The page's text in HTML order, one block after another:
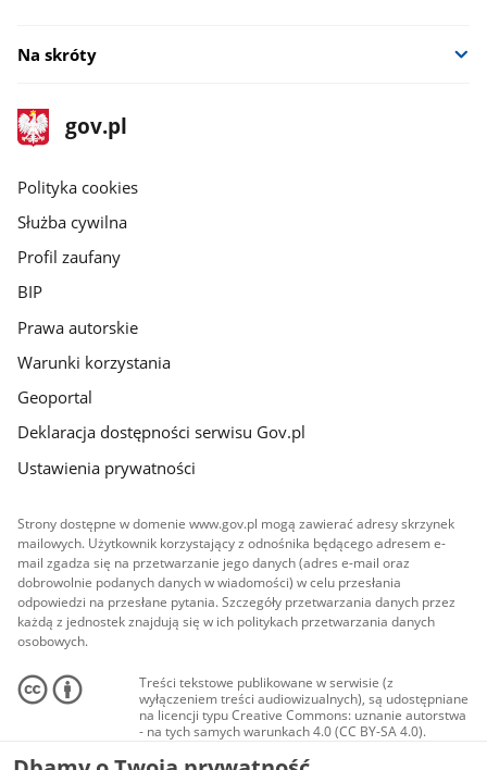
Na skróty
stopka
gov.pl
Strona
gov.pl
gov.pl
Polityka cookies
Służba cywilna
Profil zaufany
BIP
Prawa autorskie
Warunki korzystania
Geoportal
Deklaracja dostępności serwisu Gov.pl
Ustawienia prywatności
Strony dostępne w domenie www.gov.pl mogą zawierać adresy skrzynek
mailowych. Użytkownik korzystający z odnośnika będącego adresem e-
mail zgadza się na przetwarzanie jego danych (adres e-mail oraz
dobrowolnie podanych danych w wiadomości) w celu przesłania
odpowiedzi na przesłane pytania. Szczegóły przetwarzania danych przez
każdą z jednostek znajdują się w ich politykach przetwarzania danych
osobowych.
Treści tekstowe publikowane w serwisie (z
wyłączeniem treści audiowizualnych), są udostępniane
na licencji typu Creative Commons: uznanie autorstwa
- na tych samych warunkach 4.0 (CC BY-SA 4.0).
Materiały audiowizualne, w tym zdjęcia, materiały
audio i wideo, są udostępniane na licencji typu